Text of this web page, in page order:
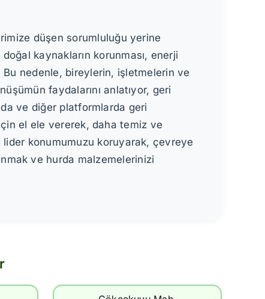
düşen sorumluluğu yerine
kaynakların korunması, enerji
nedenle, bireylerin, işletmelerin ve
faydalarını anlatıyor, geri
ve diğer platformlarda geri
el ele vererek, daha temiz ve
konumumuzu koruyarak, çevreye
ve hurda malzemelerinizi